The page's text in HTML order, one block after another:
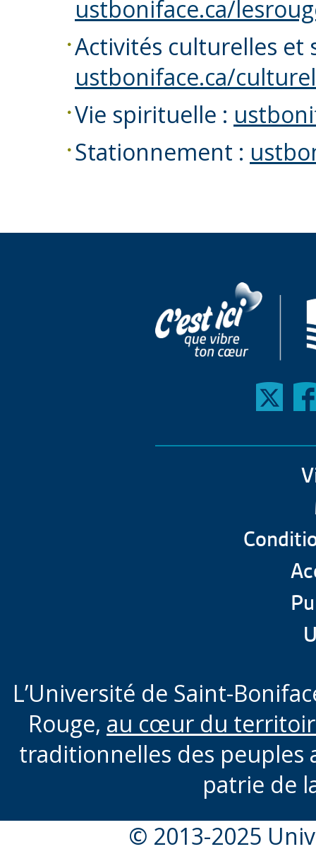
ustboniface.ca/
Activités culturelles et
ustboniface.ca/culturel
Vie spirituelle :
Stationnement :
L’Université de Saint-
Rouge, au cœur du
traditionnelles des peuples
patrie de
© 2013-2025